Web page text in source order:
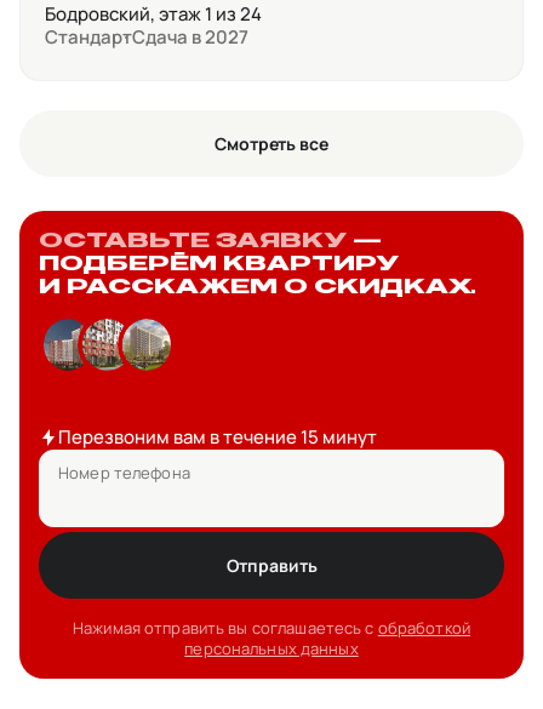
Бодровский, этаж 1 из 24
СтандартСдача в 2027
Смотреть все
ОСТАВЬТЕ ЗАЯВКУ —
ПОДБЕРЁМ КВАРТИРУ
И РАССКАЖЕМ О СКИДКАХ.
Перезвоним вам в течение 15 минут
Номер телефона
Отправить
Нажимая отправить вы соглашаетесь с обработкой
персональных данных